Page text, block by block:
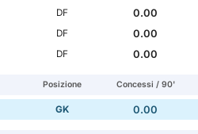
DF
0.00
DF
0.00
DF 0.00
Posizione Concessi / 90'
GK 0.00